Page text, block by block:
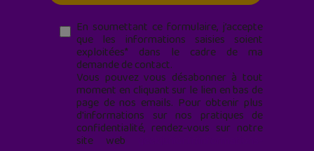
En soumettant ce formulaire, j’accepte
que les informations saisies soient
exploitées* dans le cadre de ma
demande de contact.
Vous pouvez vous désabonner à tout
moment en cliquant sur le lien en bas de
page de nos emails. Pour obtenir plus
d'informations sur nos pratiques de
confidentialité, rendez-vous sur notre
site web